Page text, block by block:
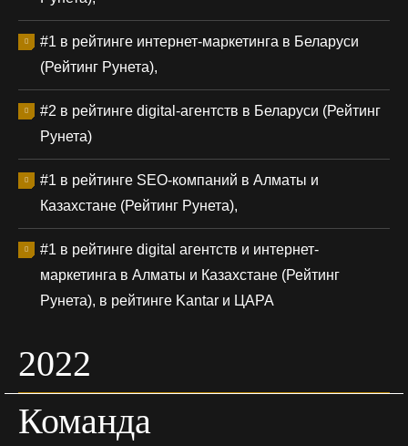
#1 в рейтинге интернет-маркетинга в Беларуси
(Рейтинг Рунета),
#2 в рейтинге digital-агентств в Беларуси (Рейтинг
Рунета)
#1 в рейтинге SEO-компаний в Алматы и
Казахстане (Рейтинг Рунета),
#1 в рейтинге digital агентств и интернет-
маркетинга в Алматы и Казахстане (Рейтинг
Рунета), в рейтинге Kantar и ЦАРА
2022
Команда